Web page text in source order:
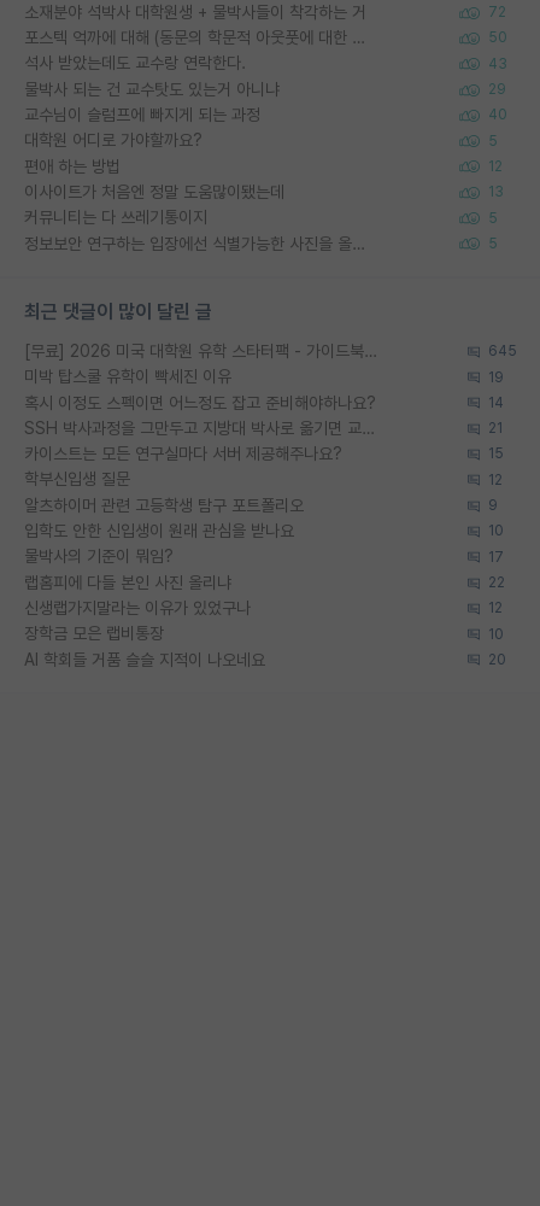
소재분야 석박사 대학원생 + 물박사들이 착각하는 거 72
포스텍 억까에 대해 (동문의 학문적 아웃풋에 대한 반박) 50
석사 받았는데도 교수랑 연락한다. 43
물박사 되는 건 교수탓도 있는거 아니냐 29
교수님이 슬럼프에 빠지게 되는 과정 40
대학원 어디로 가야할까요? 5
편애 하는 방법 12
이사이트가 처음엔 정말 도움많이됐는데 13
커뮤니티는 다 쓰레기통이지 5
정보보안 연구하는 입장에선 식별가능한 사진을 올리는건 비추이긴함 5
최근 댓글이 많이 달린 글
[무료] 2026 미국 대학원 유학 스타터팩 - 가이드북 & 합격자 컨택메일 템플릿 645
미박 탑스쿨 유학이 빡세진 이유 19
혹시 이정도 스펙이면 어느정도 잡고 준비해야하나요? 14
SSH 박사과정을 그만두고 지방대 박사로 옮기면 교수의 꿈은 끝일까요? 21
카이스트는 모든 연구실마다 서버 제공해주나요? 15
학부신입생 질문 12
알츠하이머 관련 고등학생 탐구 포트폴리오 9
입학도 안한 신입생이 원래 관심을 받나요 10
물박사의 기준이 뭐임? 17
랩홈피에 다들 본인 사진 올리냐 22
신생랩가지말라는 이유가 있었구나 12
장학금 모은 랩비통장 10
AI 학회들 거품 슬슬 지적이 나오네요 20